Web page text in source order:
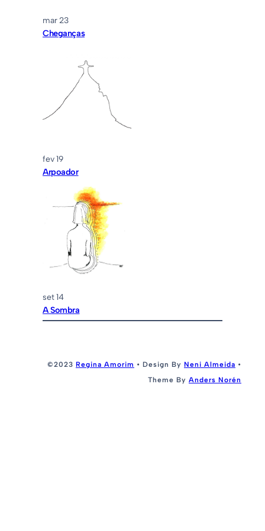
mar 23
Cheganças
fev 19
Arpoador
set 14
A Sombra
©2023 Regina Amorim • Design By Neni Almeida •
Theme By Anders Norén